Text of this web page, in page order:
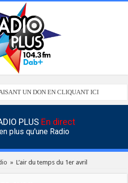
UN DON EN CLIQUANT ICI
PLUS En direct
plus qu'une Radio
» L’air du temps du 1er avril